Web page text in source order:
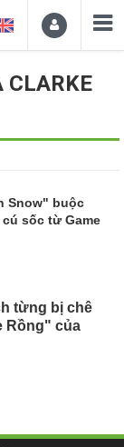
Snow" buộc
sốc từ Game
từng bị chê
Rồng" của